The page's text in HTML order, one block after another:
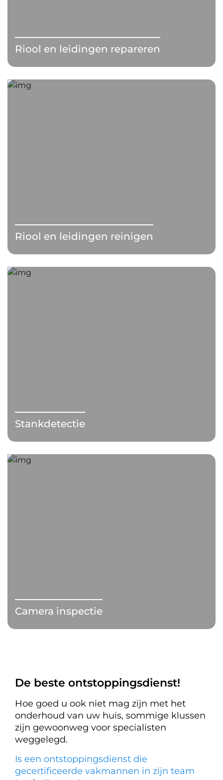
Riool en leidingen repareren
Riool en leidingen reinigen
Stankdetectie
Camera inspectie
De beste ontstoppingsdienst!
Hoe goed u ook niet mag zijn met het
onderhoud van uw huis, sommige klussen
zijn gewoonweg voor specialisten
weggelegd.
Is een ontstoppingsdienst die
gecertificeerde vakmannen in zijn team